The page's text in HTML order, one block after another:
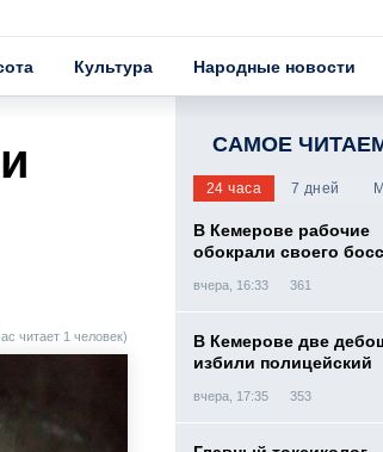
Культура Народные новости
читает 1 человек)
САМОЕ
24 часа 7 дней
В Кемерове рабочие
обокрали своего
вчера, 16:33 361
В Кемерове две
избили полицейский
вчера, 17:35 353